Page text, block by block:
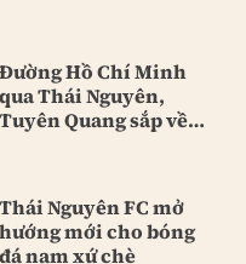
Đường Hồ Chí Minh
qua Thái Nguyên,
Tuyên Quang sắp về
Thái Nguyên FC mở
hướng mới cho bóng
đá nam xứ chè